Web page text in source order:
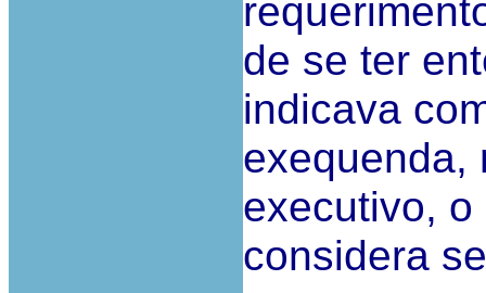
de se ter
indicava
exequenda,
executivo,
considera